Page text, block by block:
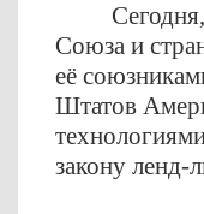
Союза и
её
Штатов
закону ленд-